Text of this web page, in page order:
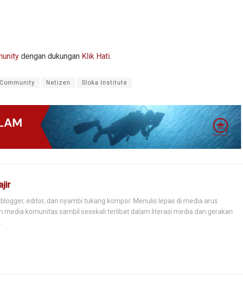
dengan dukungan Klik Hati.
Netizen Sloka Institute
editor, dan nyambi tukang kompor. Menulis lepas di media arus
media komunitas sambil sesekali terlibat dalam literasi media dan gerakan